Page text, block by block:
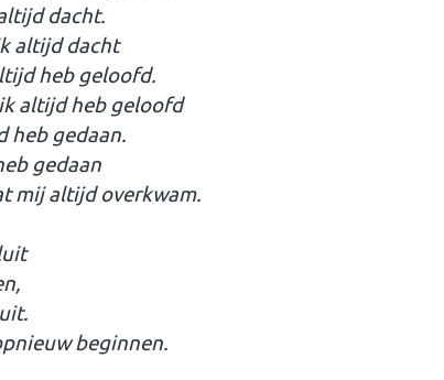
dacht.
altijd dacht
heb geloofd.
altijd heb geloofd
heb gedaan.
gedaan
mij altijd overkwam.
beginnen.